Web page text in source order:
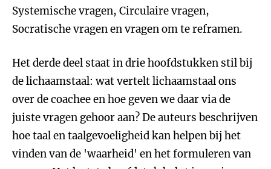
Systemische vragen, Circulaire vragen,
Socratische vragen en vragen om te reframen.
Het derde deel staat in drie hoofdstukken stil bij
de lichaamstaal: wat vertelt lichaamstaal ons
over de coachee en hoe geven we daar via de
juiste vragen gehoor aan? De auteurs beschrijven
hoe taal en taalgevoeligheid kan helpen bij het
vinden van de 'waarheid' en het formuleren van